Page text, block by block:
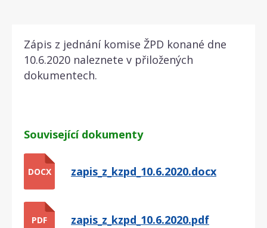
Zápis z jednání komise ŽPD konané dne
10.6.2020 naleznete v přiložených
dokumentech.
Související dokumenty
DOCX zapis_z_kzpd_10.6.2020.docx
PDF zapis_z_kzpd_10.6.2020.pdf